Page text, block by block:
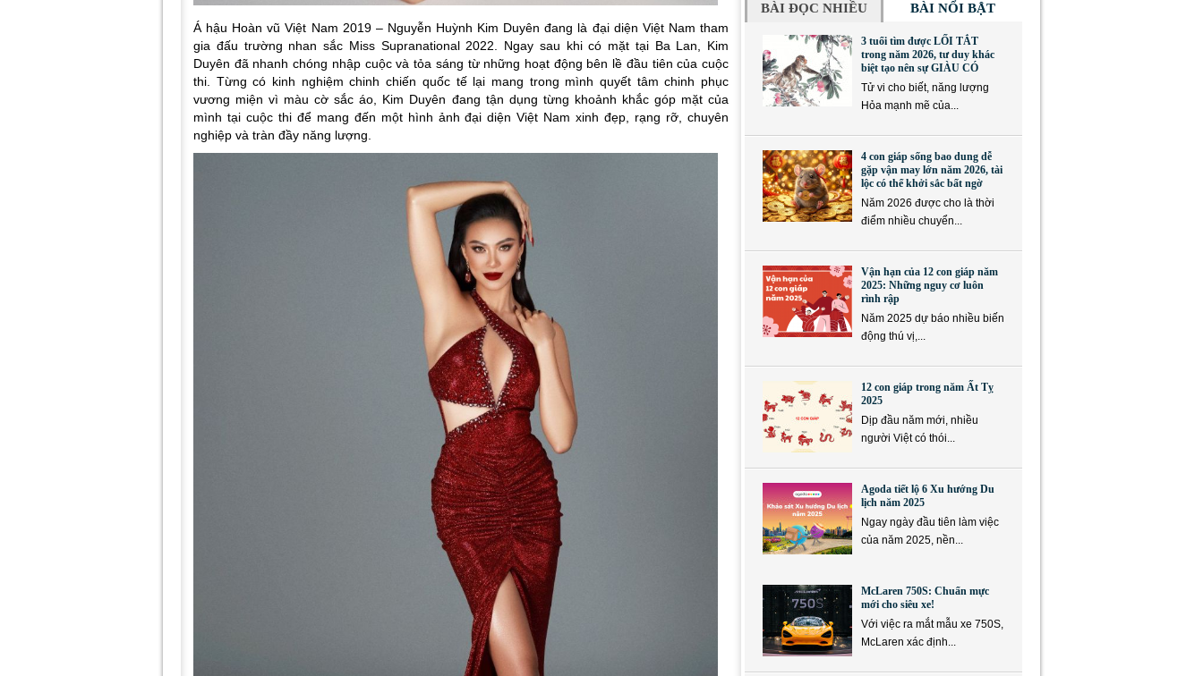
Á hậu Hoàn vũ Việt Nam 2019 – Nguyễn Huỳnh Kim Duyên đang là đại diện Việt Nam tham
gia đấu trường nhan sắc Miss Supranational 2022. Ngay sau khi có mặt tại Ba Lan, Kim
Duyên đã nhanh chóng nhập cuộc và tỏa sáng từ những hoạt động bên lề đầu tiên của cuộc
thi. Từng có kinh nghiệm chinh chiến quốc tế lại mang trong mình quyết tâm chinh phục
vương miện vì màu cờ sắc áo, Kim Duyên đang tận dụng từng khoảnh khắc góp mặt của
mình tại cuộc thi để mang đến một hình ảnh đại diện Việt Nam xinh đẹp, rạng rỡ, chuyên
nghiệp và tràn đầy năng lượng.
BÀI ĐỌC NHIỀU BÀI NỔI BẬT
3 tuổi tìm được LỐI TẮT
trong năm 2026, tư duy khác
biệt tạo nên sự GIÀU CÓ
Tử vi cho biết, năng lượng
Hỏa mạnh mẽ của...
4 con giáp sống bao dung dễ
gặp vận may lớn năm 2026, tài
lộc có thể khởi sắc bất ngờ
Năm 2026 được cho là thời
điểm nhiều chuyển...
Vận hạn của 12 con giáp năm
2025: Những nguy cơ luôn
rình rập
Năm 2025 dự báo nhiều biến
động thú vị,...
12 con giáp trong năm Ất Tỵ
2025
Dịp đầu năm mới, nhiều
người Việt có thói...
Agoda tiết lộ 6 Xu hướng Du
lịch năm 2025
Ngay ngày đầu tiên làm việc
của năm 2025, nền...
McLaren 750S: Chuẩn mực
mới cho siêu xe!
Với việc ra mắt mẫu xe 750S,
McLaren xác định...